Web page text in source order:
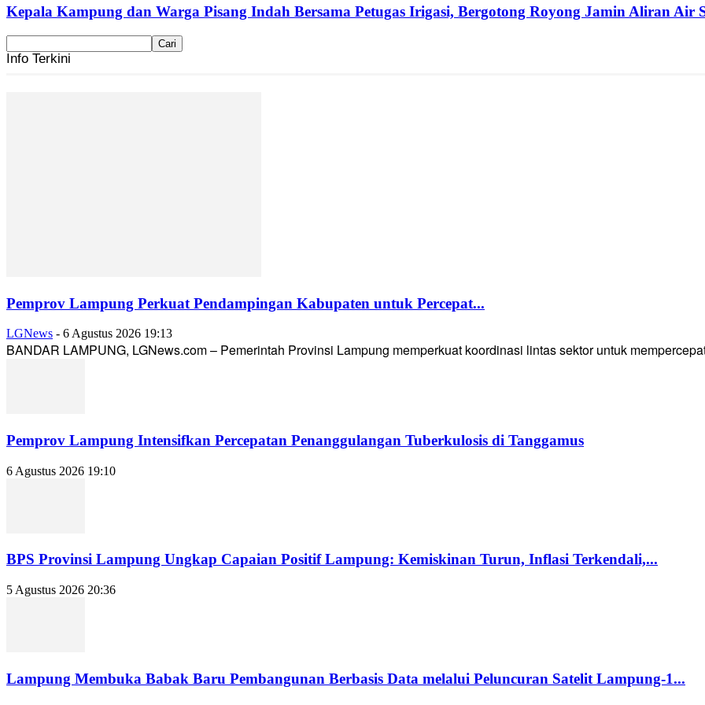
Kepala Kampung dan Warga Pisang Indah Bersama Petugas Irigasi, Bergotong Royong Jamin Aliran Air
Info Terkini
Pemprov Lampung Perkuat Pendampingan Kabupaten untuk Percepat...
LGNews - 6 Agustus 2026 19:13
BANDAR LAMPUNG, LGNews.com – Pemerintah Provinsi Lampung memperkuat koordinasi lintas sektor untuk
Pemprov Lampung Intensifkan Percepatan Penanggulangan Tuberkulosis di Tanggamus
6 Agustus 2026 19:10
BPS Provinsi Lampung Ungkap Capaian Positif Lampung: Kemiskinan Turun, Inflasi Terkendali,...
5 Agustus 2026 20:36
Lampung Membuka Babak Baru Pembangunan Berbasis Data melalui Peluncuran Satelit Lampung-1...